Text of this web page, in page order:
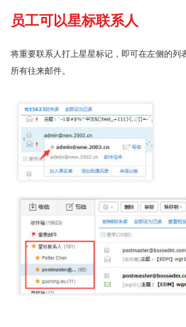
员工可以星标联系人
将重要联系人打上星星标记，即可在左侧的列
所有往来邮件。